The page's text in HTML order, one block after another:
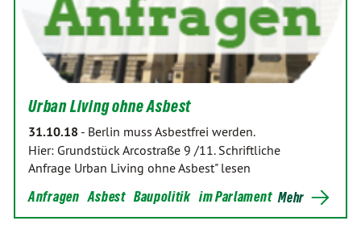
Urban Living ohne Asbest
31.10.18 - Berlin muss Asbestfrei werden.
Hier: Grundstück Arcostraße 9 /11. Schriftliche
Anfrage Urban Living ohne Asbest" lesen
Anfragen Asbest Baupolitik im Parlament Mehr